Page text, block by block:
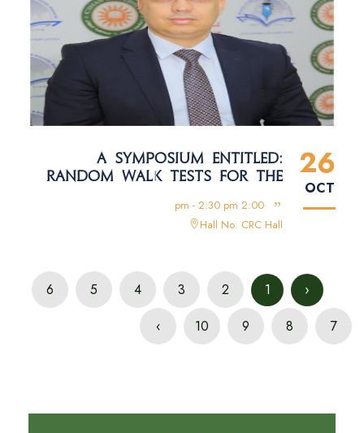
26
OCT
A SYMPOSIUM ENTITLED:
RANDOM WALK TESTS FOR THE
2:00 pm - 2:30 pm
Hall No: CRC Hall
‹
1
2
3
4
5
6
7
8
9
10
›